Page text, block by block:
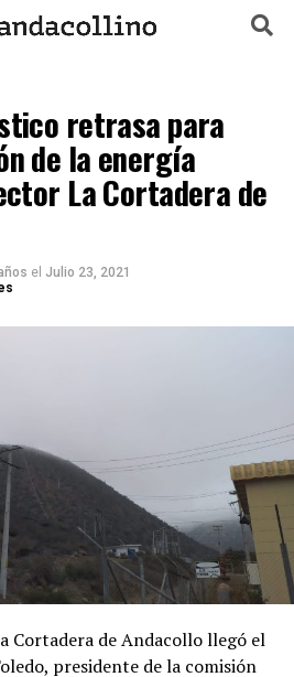
retrasa para
de la energía
La Cortadera de
el Julio 23, 2021
Cortadera de Andacollo llegó el
presidente de la comisión